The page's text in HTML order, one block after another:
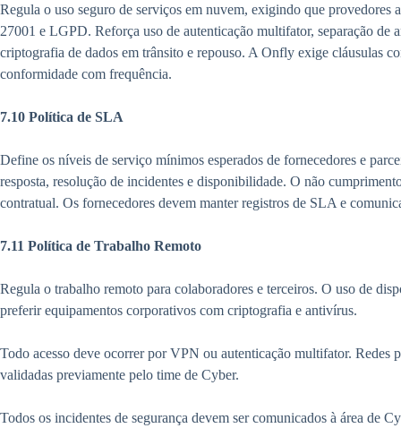
Regula o uso seguro de serviços em nuvem, exigindo que
27001 e LGPD. Reforça uso de autenticação multifator, separação de
criptografia de dados em trânsito e repouso. A Onfly exige cláusulas
conformidade com frequência.
7.10 Política de SLA
Define os níveis de serviço mínimos esperados de fornecedores e
resposta, resolução de incidentes e disponibilidade. O não
contratual. Os fornecedores devem manter registros de SLA e
7.11 Política de Trabalho Remoto
Regula o trabalho remoto para colaboradores e terceiros. O uso de
preferir equipamentos corporativos com criptografia e antivírus.
Todo acesso deve ocorrer por VPN ou autenticação multifator. Redes
validadas previamente pelo time de Cyber.
Todos os incidentes de segurança devem ser comunicados à área de